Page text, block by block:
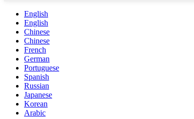
English
English
Chinese
Chinese
French
German
Portuguese
Spanish
Russian
Japanese
Korean
Arabic